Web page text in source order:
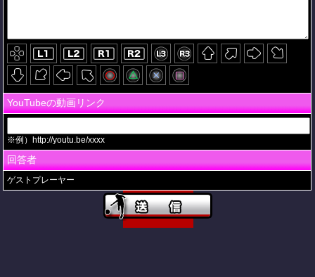
YouTubeの動画リンク
※例）http://youtu.be/xxxx
回答者
ゲストプレーヤー